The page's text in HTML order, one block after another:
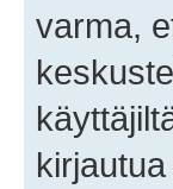
varma,